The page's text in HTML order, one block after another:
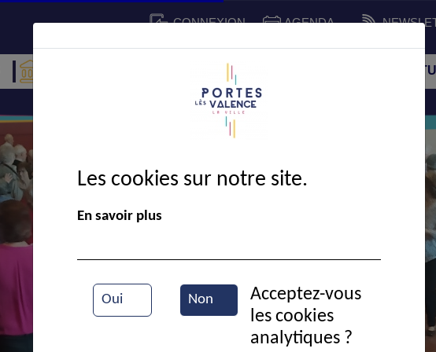
CONNEXION AGENDA
CADRE DE VIE SPORT ET
Thé dansant de la FNACA
Les cookies sur notre site.
En savoir plus
Oui Non
Acceptez-vous
les cookies
analytiques ?